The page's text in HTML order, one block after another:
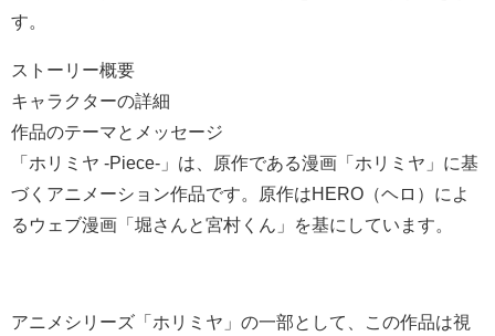
す。
ストーリー概要
キャラクターの詳細
作品のテーマとメッセージ
「ホリミヤ -Piece-」は、原作である漫画「ホリミヤ」に基
づくアニメーション作品です。原作はHERO（ヘロ）によ
るウェブ漫画「堀さんと宮村くん」を基にしています。
アニメシリーズ「ホリミヤ」の一部として、この作品は視